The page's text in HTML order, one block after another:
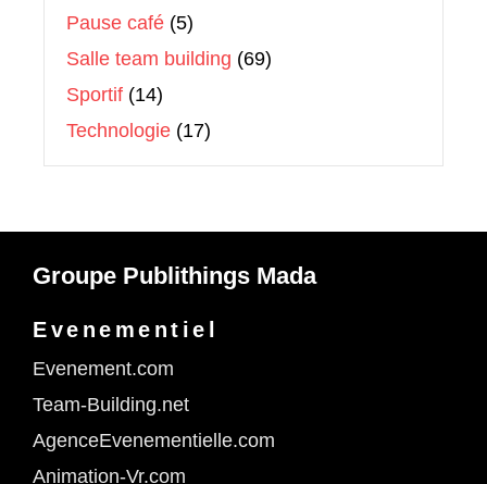
Pause café (5)
Salle team building (69)
Sportif (14)
Technologie (17)
Groupe Publithings Mada
Evenementiel
Evenement.com
Team-Building.net
AgenceEvenementielle.com
Animation-Vr.com